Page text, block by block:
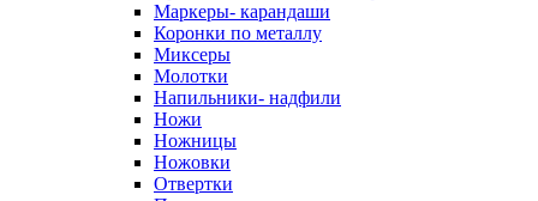
Маркеры- карандаши
Коронки по металлу
Миксеры
Молотки
Напильники- надфили
Ножи
Ножницы
Ножовки
Отвертки